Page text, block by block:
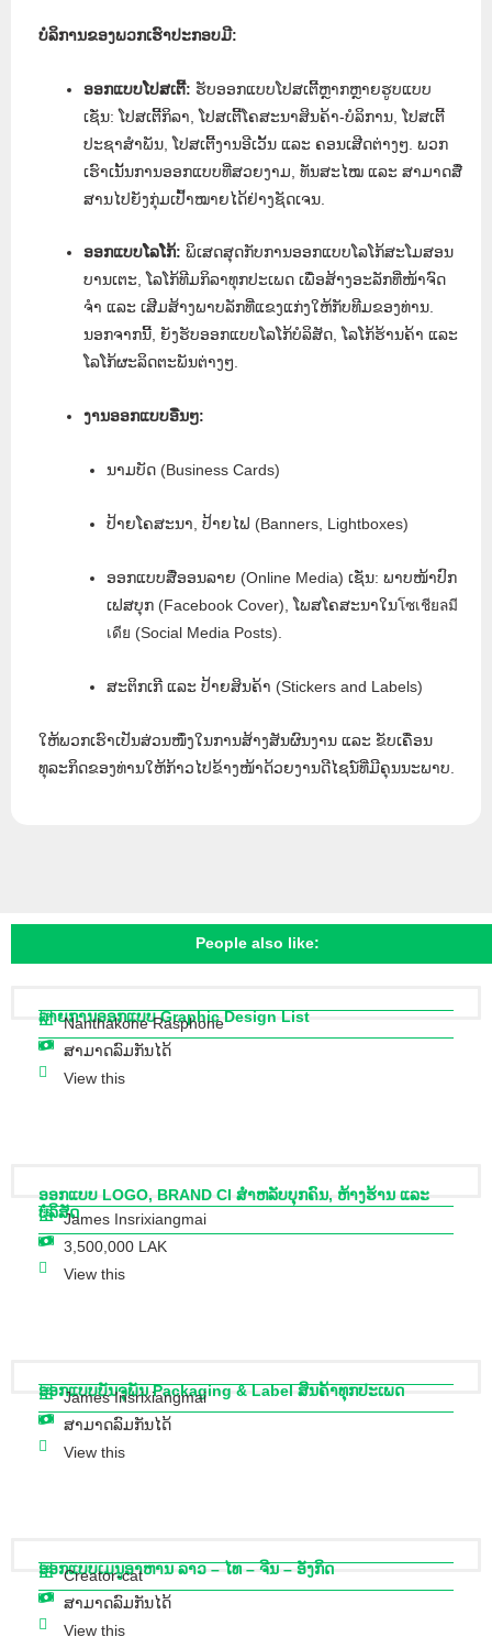
ບໍລິການຂອງພວກເຮົາປະກອບມີ:
ອອກແບບໂປສເຕີ້: ຮັບອອກແບບໂປສເຕີ້ຫຼາກຫຼາຍຮູບແບບ
ເຊັ່ນ: ໂປສເຕີ້ກິລາ, ໂປສເຕີ້ໂຄສະນາສິນຄ້າ-ບໍລິການ, ໂປສເຕີ້
ປະຊາສຳພັນ, ໂປສເຕີ້ງານອີເວັ້ນ ແລະ ຄອນເສີດຕ່າງໆ. ພວກ
ເຮົາເນັ້ນການອອກແບບທີ່ສວຍງາມ, ທັນສະໄໝ ແລະ ສາມາດສື່
ສານໄປຍັງກຸ່ມເປົ້າໝາຍໄດ້ຢ່າງຊັດເຈນ.
ອອກແບບໂລໂກ້: ພິເສດສຸດກັບການອອກແບບໂລໂກ້ສະໂມສອນ
ບານເຕະ, ໂລໂກ້ທີມກິລາທຸກປະເພດ ເພື່ອສ້າງອະລັກທີ່ໜ້າຈົດ
ຈຳ ແລະ ເສີມສ້າງພາບລັກທີ່ແຂງແກ່ງໃຫ້ກັບທີມຂອງທ່ານ.
ນອກຈາກນີ້, ຍັງຮັບອອກແບບໂລໂກ້ບໍລິສັດ, ໂລໂກ້ຮ້ານຄ້າ ແລະ
ໂລໂກ້ຜະລິດຕະພັນຕ່າງໆ.
ງານອອກແບບອື່ນໆ:
ນາມບັດ (Business Cards)
ປ້າຍໂຄສະນາ, ປ້າຍໄຟ (Banners, Lightboxes)
ອອກແບບສື່ອອນລາຍ (Online Media) ເຊັ່ນ: ພາບໜ້າປົກ
ເຟສບຸກ (Facebook Cover), ໂພສໂຄສະນາໃນโซเชียลมี
เดีย (Social Media Posts).
ສະຕິກເກີ ແລະ ປ້າຍສິນຄ້າ (Stickers and Labels)
ໃຫ້ພວກເຮົາເປັນສ່ວນໜຶ່ງໃນການສ້າງສັນຜົນງານ ແລະ ຂັບເຄື່ອນ
ທຸລະກິດຂອງທ່ານໃຫ້ກ້າວໄປຂ້າງໜ້າດ້ວຍງານດີໄຊນ໌ທີ່ມີຄຸນນະພາບ.
People also like:
ລາຍການອອກແບບ Graphic Design List
Nanthakone Rasphone
ສາມາດລົມກັນໄດ້
View this
ອອກແບບ LOGO, BRAND CI ສຳຫລັບບຸກຄົນ, ຫ້າງຮ້ານ ແລະ
ບໍລິສັດJames Insrixiangmai
3,500,000 LAK
View this
ອອກແບບບັນຈຸພັນ Packaging & Label ສິນຄ້າທຸກປະເພດ
James Insrixiangmai
ສາມາດລົມກັນໄດ້
View this
ອອກແບບເມນູອາຫານ ລາວ – ໄທ – ຈີນ – ອັງກິດ
Creator-cat
ສາມາດລົມກັນໄດ້
View this